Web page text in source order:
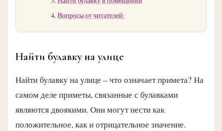
Вопросы от читателей:
Найти булавку на улице
Найти булавку на улице – что означает примета? На
самом деле приметы, связанные с булавками
являются двоякими. Они могут нести как
положительное, как и отрицательное значение.